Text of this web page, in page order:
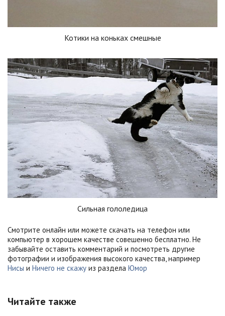
Котики на коньках смешные
Сильная гололедица
Смотрите онлайн или можете скачать на телефон или
компьютер в хорошем качестве совешенно бесплатно. Не
забывайте оставить комментарий и посмотреть другие
фотографии и изображения высокого качества, например
Нисы и Ничего не скажу из раздела Юмор
Читайте также